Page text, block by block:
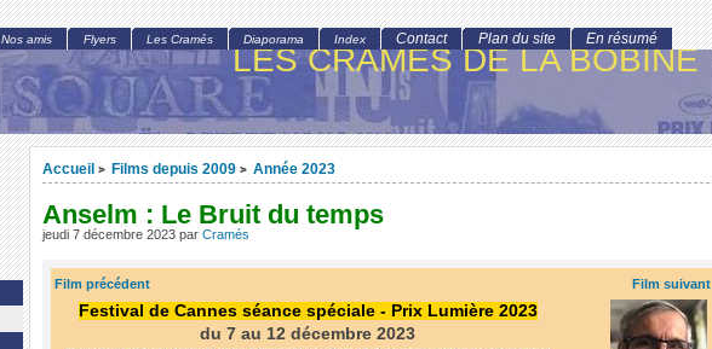
LES CRAMÉS DE LA BOBINE
Accueil > Films depuis 2009 > Année 2023
Anselm : Le Bruit du temps
jeudi 7 décembre 2023 par Cramés
Film précédent Film suivant
Festival de Cannes séance spéciale - Prix Lumière 2023
du 7 au 12 décembre 2023
Nos amis Flyers Les Cramés Diaporama Index Contact Plan du site En résumé